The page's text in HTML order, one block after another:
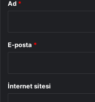
Ad *
E-posta *
İnternet sitesi